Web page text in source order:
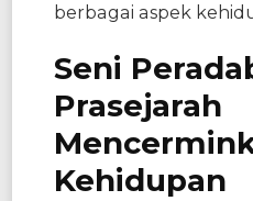
berbagai aspek
Seni
Prasejarah
Kehidupan